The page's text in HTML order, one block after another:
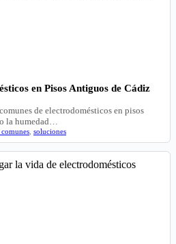
en Pisos Antiguos de Cádiz
de electrodomésticos en pisos
la humedad…
soluciones